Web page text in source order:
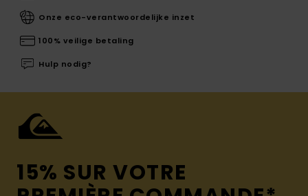
Onze eco-verantwoordelijke inzet
100% veilige betaling
Hulp nodig?
15% SUR VOTRE